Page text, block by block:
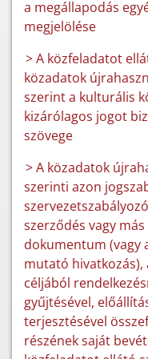
a megállapodás
megjelölése
> A közfeladatot
közadatok
szerint a kulturális
kizárólagos jogot
szövege
> A közadatok
szerinti azon
szerződés vagy
dokumentum (vagy
mutató hivatkozás),
céljából
gyűjtésével,
terjesztésével
részének saját